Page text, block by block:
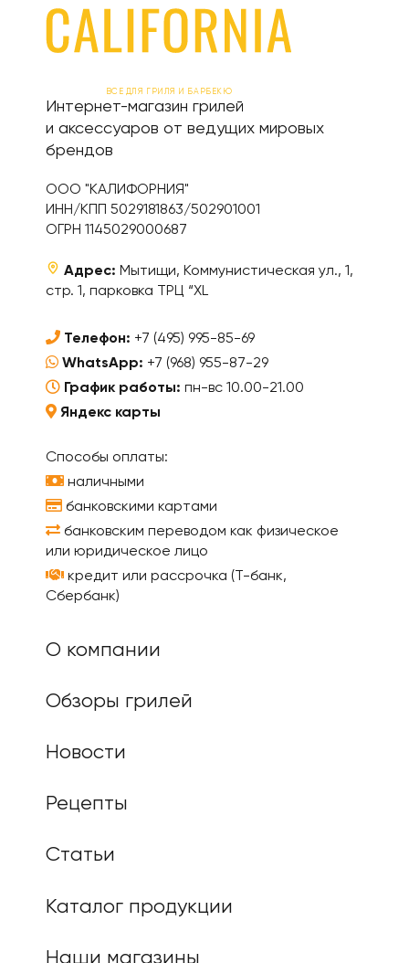
ВСЕ ДЛЯ ГРИЛЯ И БАРБЕКЮ
Интернет-магазин грилей
и аксессуаров от ведущих мировых
брендов
ООО "КАЛИФОРНИЯ"
ИНН/КПП 5029181863/502901001
ОГРН 1145029000687
Адрес: Мытищи, Коммунистическая ул., 1,
стр. 1, парковка ТРЦ “XL
Телефон: +7 (495) 995-85-69
WhatsApp: +7 (968) 955-87-29
График работы: пн-вс 10.00-21.00
Яндекс карты
Способы оплаты:
наличными
банковскими картами
банковским переводом как физическое
или юридическое лицо
кредит или рассрочка (Т-банк,
Сбербанк)
О компании
Обзоры грилей
Новости
Рецепты
Статьи
Каталог продукции
Наши магазины